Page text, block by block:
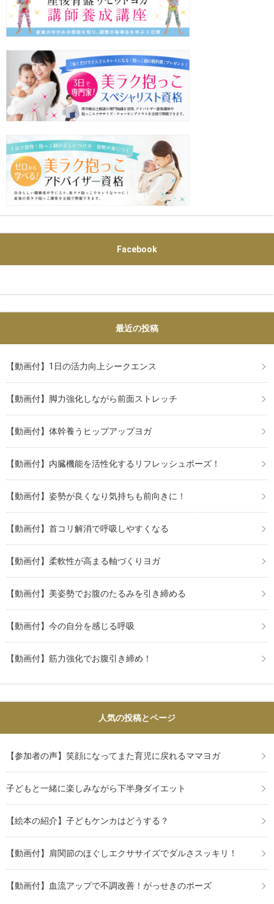
Facebook
最近の投稿
【動画付】1日の活力向上シークエンス
【動画付】脚力強化しながら前面ストレッチ
【動画付】体幹養うヒップアップヨガ
【動画付】内臓機能を活性化するリフレッシュポーズ！
【動画付】姿勢が良くなり気持ちも前向きに！
【動画付】首コリ解消で呼吸しやすくなる
【動画付】柔軟性が高まる軸づくりヨガ
【動画付】美姿勢でお腹のたるみを引き締める
【動画付】今の自分を感じる呼吸
【動画付】筋力強化でお腹引き締め！
人気の投稿とページ
【参加者の声】笑顔になってまた育児に戻れるママヨガ
子どもと一緒に楽しみながら下半身ダイエット
【絵本の紹介】子どもケンカはどうする？
【動画付】肩関節のほぐしエクササイズでダルさスッキリ！
【動画付】血流アップで不調改善！がっせきのポーズ